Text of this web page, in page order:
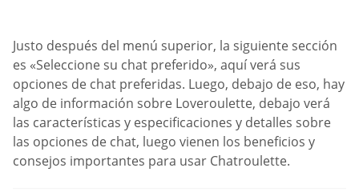
Justo después del menú superior, la siguiente sección
es «Seleccione su chat preferido», aquí verá sus
opciones de chat preferidas. Luego, debajo de eso, hay
algo de información sobre Loveroulette, debajo verá
las características y especificaciones y detalles sobre
las opciones de chat, luego vienen los beneficios y
consejos importantes para usar Chatroulette.